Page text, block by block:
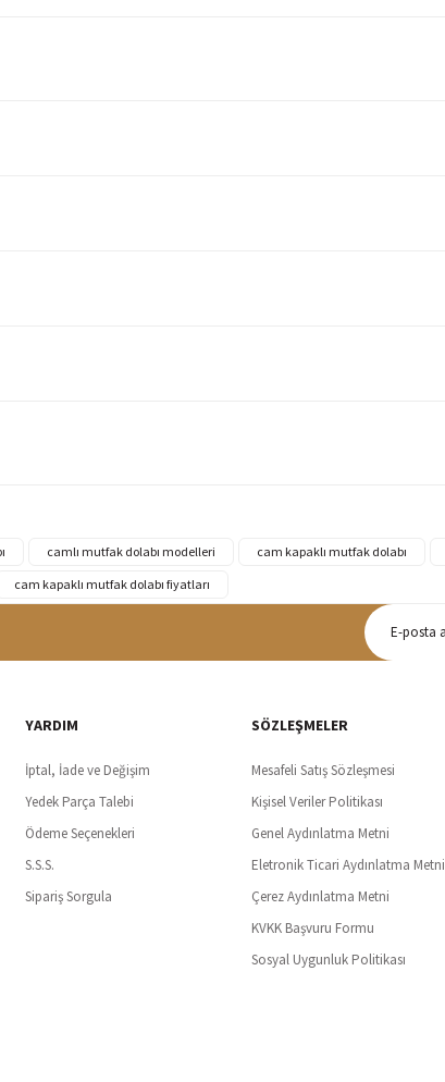
camlı mutfak dolabı modelleri cam kapaklı mutfak dolabı
cam kapaklı mutfak dolabı fiyatları
ödeme ile bilgileriniz güvende
Tüm ürünlerde ücretsiz teslimat
YARDIM
İptal, İade ve Değişim
Yedek Parça Talebi
Ödeme Seçenekleri
S.S.S.
Sipariş Sorgula
SÖZLEŞMELER
Mesafeli Satış Sözleşmesi
Kişisel Veriler Politikası
Genel Aydınlatma Metni
Eletronik Ticari Aydınlatma Metni
Çerez Aydınlatma Metni
KVKK Başvuru Formu
Sosyal Uygunluk Politikası